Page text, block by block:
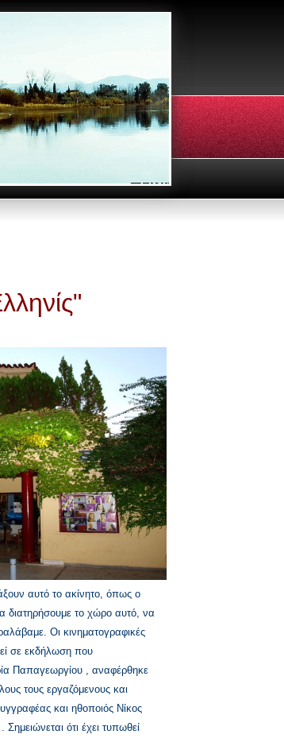
αυτό το ακίνητο, όπως ο
διατηρήσουμε το χώρο αυτό, να
Οι κινηματογραφικές
σε εκδήλωση που
Παπαγεωργίου , αναφέρθηκε
τους εργαζόμενους και
και ηθοποιός Νίκος
Σημειώνεται ότι έχει τυπωθεί